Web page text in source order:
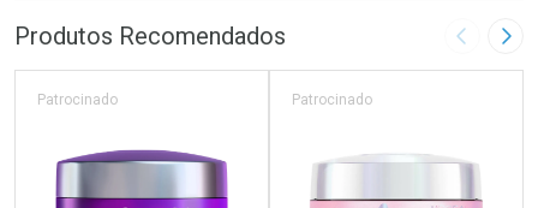
FECHAR
Laboratório
FECHAR
Por Menos Laboratório
Por Menos
Produtos Recomendados Imagem
Patrocinado Patrocinado